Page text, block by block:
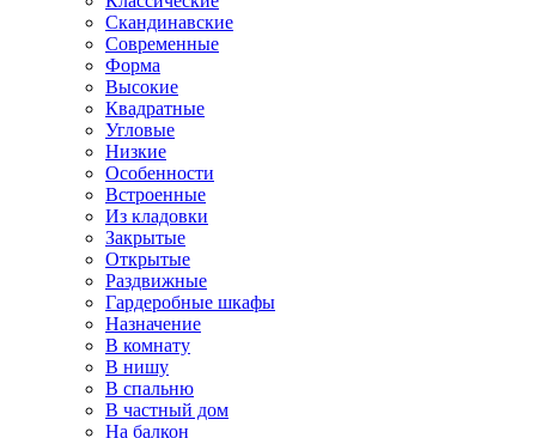
Скандинавские
Современные
Форма
Высокие
Квадратные
Угловые
Низкие
Особенности
Встроенные
Из кладовки
Закрытые
Открытые
Раздвижные
Гардеробные шкафы
Назначение
В комнату
В нишу
В спальню
В частный дом
На балкон